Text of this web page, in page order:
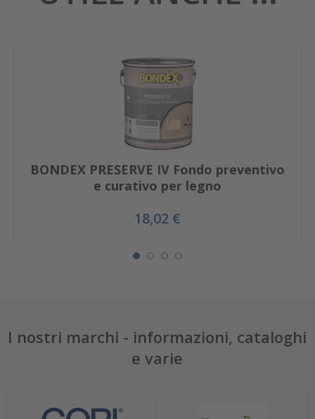
BONDEX PRESERVE IV Fondo preventivo
e curativo per legno
18,02 €
I nostri marchi - informazioni, cataloghi
e varie